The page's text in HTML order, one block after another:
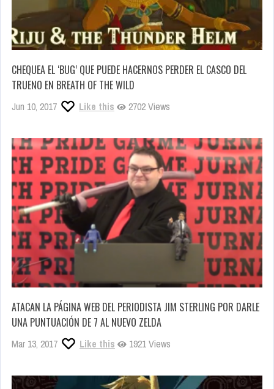
CHEQUEA EL ‘BUG’ QUE PUEDE HACERNOS PERDER EL CASCO DEL
TRUENO EN BREATH OF THE WILD
Jun 10, 2017 Like this 2702 Views
ATACAN LA PÁGINA WEB DEL PERIODISTA JIM STERLING POR DARLE
UNA PUNTUACIÓN DE 7 AL NUEVO ZELDA
Mar 13, 2017 Like this 1921 Views